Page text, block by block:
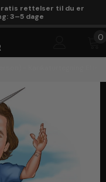
rettelser til du er
3–5 dage
0
0